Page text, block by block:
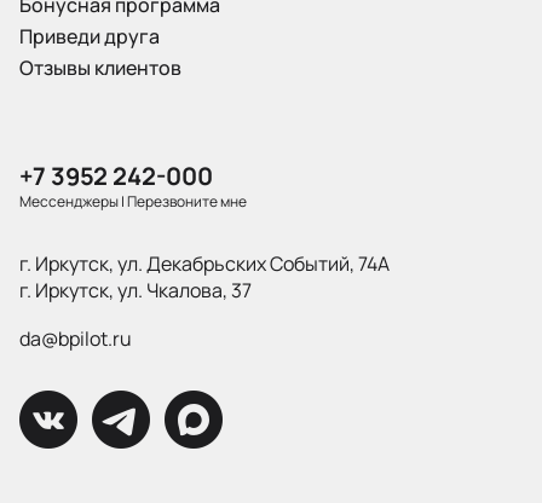
Приведи друга
Отзывы клиентов
+7 3952 242-000
Мессенджеры|Перезвоните мне
г. Иркутск, ул. Декабрьских Событий, 74А
г. Иркутск, ул. Чкалова, 37
da@bpilot.ru